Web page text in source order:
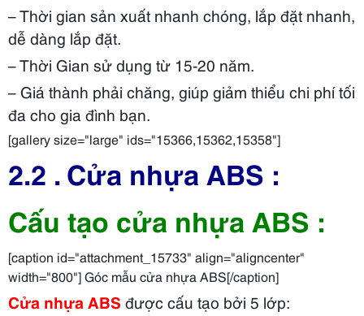
– Thời gian sản xuất nhanh chóng, lắp đặt nhanh,
dễ dàng lắp đặt.
– Thời Gian sử dụng từ 15-20 năm.
– Giá thành phải chăng, giúp giảm thiểu chi phí tối
đa cho gia đình bạn.
[gallery size="large" ids="15366,15362,15358"]
2.2 . Cửa nhựa ABS :
Cấu tạo cửa nhựa ABS :
[caption id="attachment_15733" align="aligncenter"
width="800"] Góc mẫu cửa nhựa ABS[/caption]
Cửa nhựa ABS được cấu tạo bởi 5 lớp: